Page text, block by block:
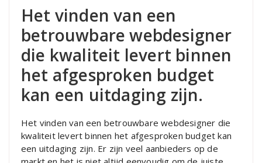
Het vinden van een
betrouwbare webdesigner
die kwaliteit levert binnen
het afgesproken budget
kan een uitdaging zijn.
Het vinden van een betrouwbare webdesigner die
kwaliteit levert binnen het afgesproken budget kan
een uitdaging zijn. Er zijn veel aanbieders op de